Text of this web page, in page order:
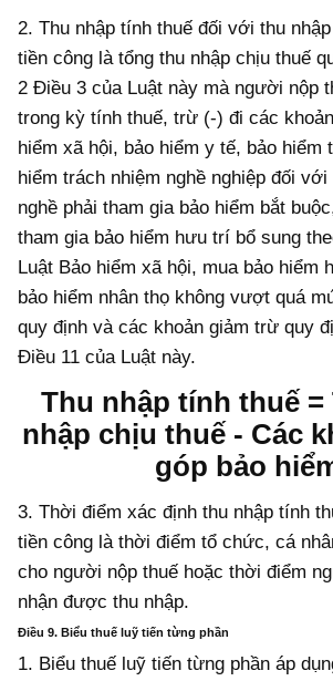
2. Thu nhập tính thuế đối với thu
tiền công là tổng thu nhập chịu thuế
2 Điều 3 của Luật này mà người nộp
trong kỳ tính thuế, trừ (-) đi các
hiểm xã hội, bảo hiểm y tế, bảo hiểm
hiểm trách nhiệm nghề nghiệp đối với
nghề phải tham gia bảo hiểm bắt
tham gia bảo hiểm hưu trí bổ sung
Luật Bảo hiểm xã hội, mua bảo hiểm
bảo hiểm nhân thọ không vượt quá
quy định và các khoản giảm trừ quy
Điều 11 của Luật này.
Thu nhập tính thuế =
nhập chịu thuế - Các
góp bảo
3. Thời điểm xác định thu nhập tính
tiền công là thời điểm tổ chức, cá
cho người nộp thuế hoặc thời điểm
nhận được thu nhập.
Điều 9. Biểu thuế luỹ tiến từng phần
1. Biểu thuế luỹ tiến từng phần áp